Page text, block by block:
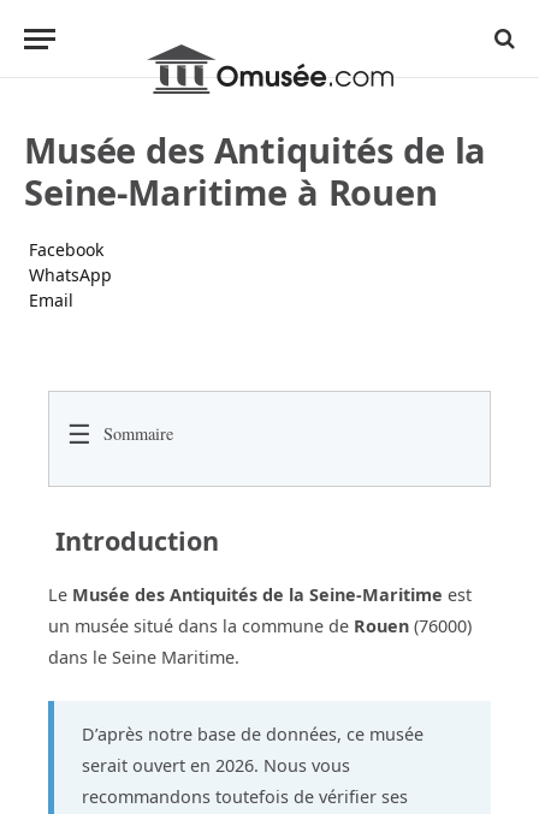
Musée des Antiquités de la
Seine-Maritime à Rouen
Facebook
WhatsApp
Email
☰ Sommaire
Introduction
Le Musée des Antiquités de la Seine-Maritime est
un musée situé dans la commune de Rouen (76000)
dans le Seine Maritime.
D’après notre base de données, ce musée
serait ouvert en 2026. Nous vous
recommandons toutefois de vérifier ses